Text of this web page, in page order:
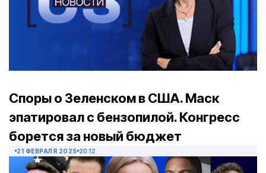
Споры о Зеленском в США. Маск
эпатировал с бензопилой. Конгресс
борется за новый бюджет
21 ФЕВРАЛЯ 2025 20:12